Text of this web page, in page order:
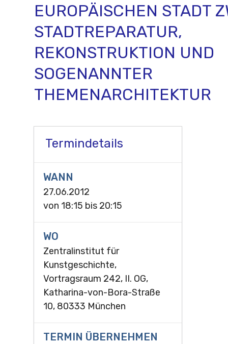
EUROPÄISCHEN STADT
STADTREPARATUR,
REKONSTRUKTION UND
SOGENANNTER
THEMENARCHITEKTUR
Termindetails
WANN
27.06.2012
von 18:15 bis 20:15
WO
Zentralinstitut für
Kunstgeschichte,
Vortragsraum 242, II. OG,
Katharina-von-Bora-Straße
10, 80333 München
TERMIN ÜBERNEHMEN